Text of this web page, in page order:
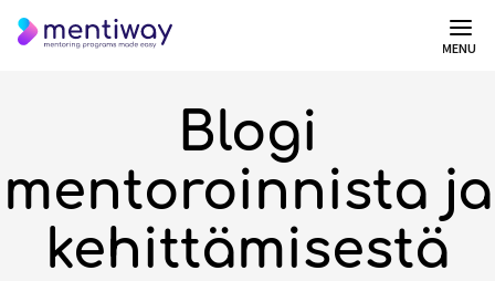
MENU
Blogi
mentoroinnista ja
kehittämisestä